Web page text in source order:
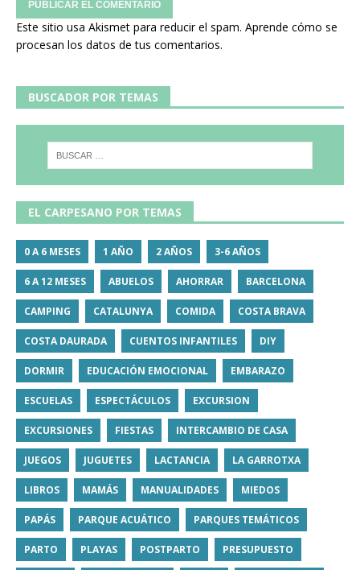
Este sitio usa Akismet para reducir el spam. Aprende cómo se
procesan los datos de tus comentarios.
BUSCADOR POR TEMAS
EL CARPESANO POR TEMAS
0 A 6 MESES 1 AÑO 2 AÑOS 3-6 AÑOS
6 A 12 MESES ABUELOS AHORRAR BARCELONA
CAMPING CATALUNYA COMIDA COSTA BRAVA
COSTA DAURADA CUENTOS INFANTILES DIY
DORMIR EDUCACIÓN EMOCIONAL EMBARAZO
ESCUELAS ESPECTÁCULOS EXCURSION
EXCURSIONES FIESTAS INTERCAMBIO DE CASA
JUEGOS JUGUETES LACTANCIA LA GARROTXA
LIBROS MAMÁS MANUALIDADES MIEDOS
PAPÁS PARQUE ACUÁTICO PARQUES TEMÁTICOS
PARTO PLAYAS POSTPARTO PRESUPUESTO